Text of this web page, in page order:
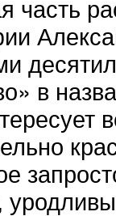
часть
в